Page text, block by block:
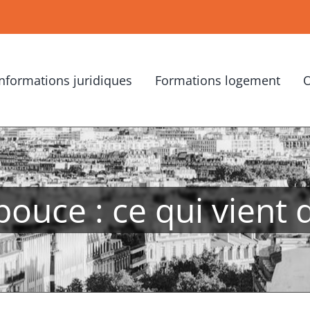
juridiques Formations logement
: ce qui vient